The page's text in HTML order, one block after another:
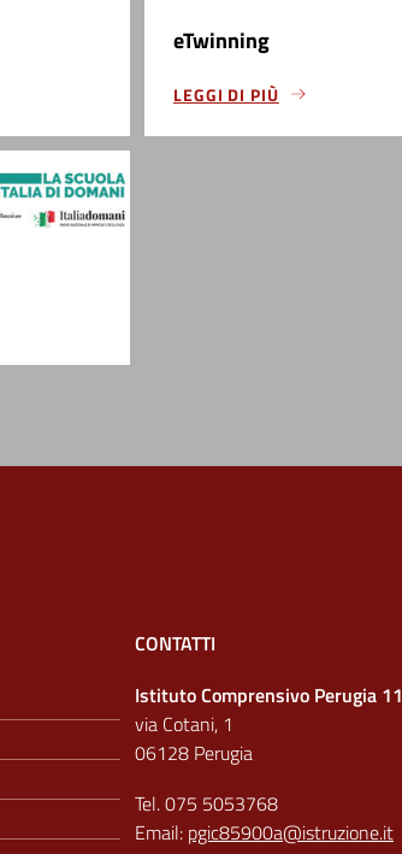
eTwinning
LEGGI DI PIÙ
CONTATTI
Istituto Comprensivo Perugia 11
via Cotani, 1
06128 Perugia
Tel. 075 5053768
Email: pgic85900a@istruzione.it